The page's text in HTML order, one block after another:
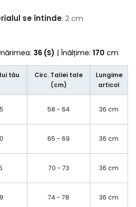
se întinde: 2 cm
36 (S) | Înălțime: 170 cm
tău
Circ. Taliei tale
(cm)
Lungime
articol
58 - 64 36 cm
65 - 69 36 cm
70 - 73 36 cm
74 - 78 36 cm